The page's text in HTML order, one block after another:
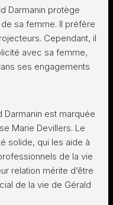
Darmanin protège
sa femme. Il préfère
Cependant, il
avec sa femme,
ses engagements
Darmanin est marquée
Marie Devillers. Le
solide, qui les aide à
de la vie
relation mérite d’être
de la vie de Gérald